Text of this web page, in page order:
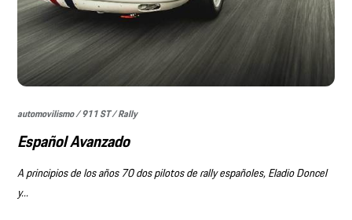
automovilismo / 911 ST / Rally
Español Avanzado
A principios de los años 70 dos pilotos de rally españoles, Eladio Doncel
y...